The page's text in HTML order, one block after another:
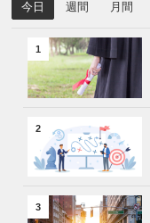
今日 週間 月間
1
2
3